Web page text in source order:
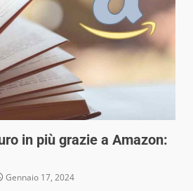
in più grazie a Amazon:
Gennaio 17, 2024